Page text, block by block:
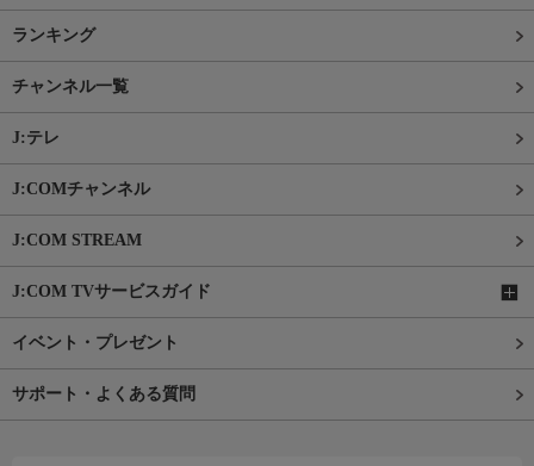
ランキング
チャンネル一覧
J:テレ
J:COMチャンネル
J:COM STREAM
J:COM TVサービスガイド
イベント・プレゼント
サポート・よくある質問